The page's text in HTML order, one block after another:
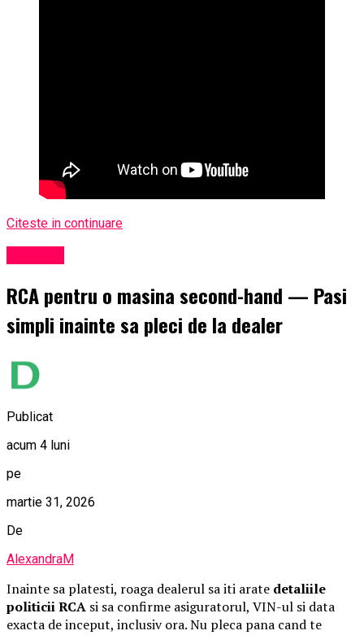
Citeste in continuare
RCA pentru o masina second-hand — Pasi
simpli inainte sa pleci de la dealer
Publicat
acum 4 luni
pe
martie 31, 2026
De
AlexandraM
Inainte sa platesti, roaga dealerul sa iti arate detaliile
politicii RCA si sa confirme asiguratorul, VIN-ul si data
exacta de inceput, inclusiv ora. Nu pleca pana cand te